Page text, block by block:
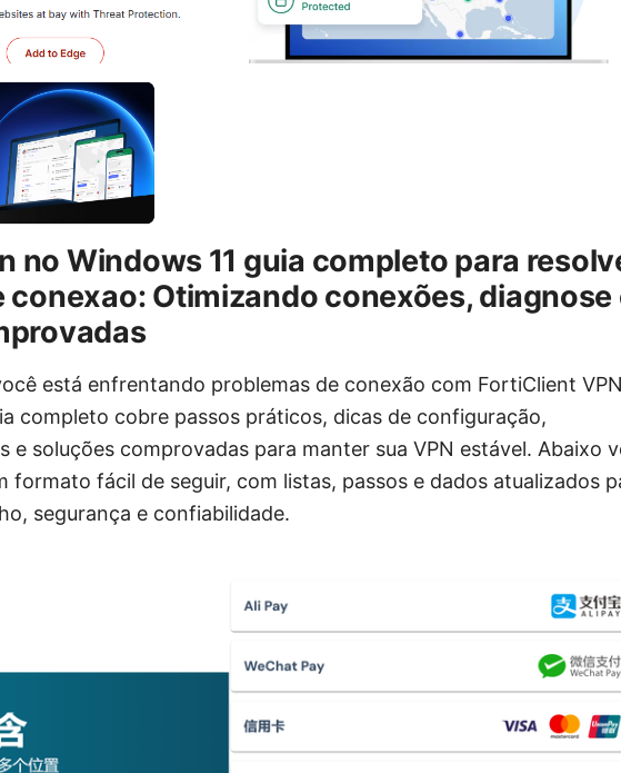
no Windows 11 guia completo para
conexao: Otimizando conexões, diagnose
está enfrentando problemas de conexão com FortiClient
completo cobre passos práticos, dicas de configuração,
e soluções comprovadas para manter sua VPN estável. Abaixo
formato fácil de seguir, com listas, passos e dados atualizados
segurança e confiabilidade.